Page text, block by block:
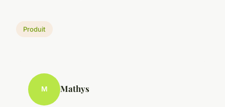
Produit
M Mathys